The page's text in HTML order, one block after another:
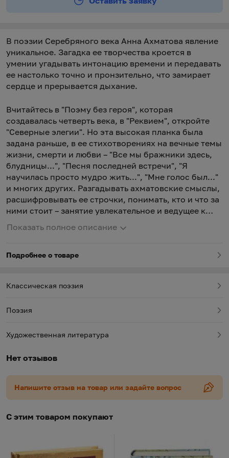
В поэзии Серебряного века Анна Ахматова явление
уникальное. Загадка ее творчества кроется в
умении угадывать интонацию времени и передавать
ее настолько точно и пронзительно, что замирает
сердце и прерывается дыхание.
Вчитайтесь в "Поэму без героя", которая
создавалась четверть века, в "Реквием", откройте
"Северные элегии". Но эта высокая планка была
задана раньше, в ее стихотворениях на вечные темы
жизни, смерти и любви – "Все мы бражники здесь,
блудницы...", "Песня последней встречи", "Я
научилась просто мудро жить...", "Мне голос был..."
и многих других. Разгадывать ахматовские смыслы,
расшифровывать ее строчки, понимать, кто и что за
ними стоит – занятие увлекательное и ведущее к
открытиям. Ему посвятила себя и знаменитая
актриса Алла Демидова, которая составила
Показать полное описание
Подробнее о товаре
Классическая поэзия
Поэзия
Художественная литература
Нет отзывов
Напишите отзыв на товар или задайте вопрос
С этим товаром покупают